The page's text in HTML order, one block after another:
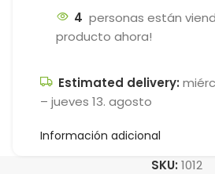
4 personas están
producto ahora!
Estimated delivery:
– jueves 13. agosto
Información adicional
SKU: 1012